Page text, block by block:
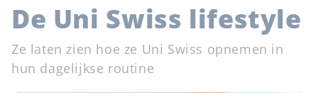
De Uni Swiss lifestyle
Ze laten zien hoe ze Uni Swiss opnemen in
hun dagelijkse routine